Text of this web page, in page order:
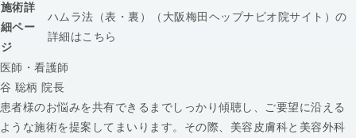
施術詳
細ペー
ジ
ハムラ法（表・裏）（大阪梅田ヘップナビオ院サイト）の
詳細はこちら
医師・看護師
谷 聡柄 院長
患者様のお悩みを共有できるまでしっかり傾聴し、ご要望に沿える
ような施術を提案してまいります。その際、美容皮膚科と美容外科